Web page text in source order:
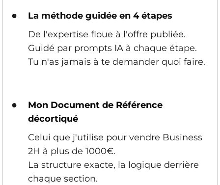
●
La méthode guidée en 4 étapes
De l'expertise floue à l'offre publiée.
Guidé par prompts IA à chaque étape.
Tu n'as jamais à te demander quoi faire.
●
Mon Document de Référence
décortiqué
Celui que j'utilise pour vendre Business
2H à plus de 1000€.
La structure exacte, la logique derrière
chaque section.